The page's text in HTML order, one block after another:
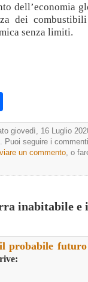
dell’economia
dei
senza limiti.
giovedì, 16 Luglio
. Puoi seguire i
un commento , o
inabitabile
probabile futuro